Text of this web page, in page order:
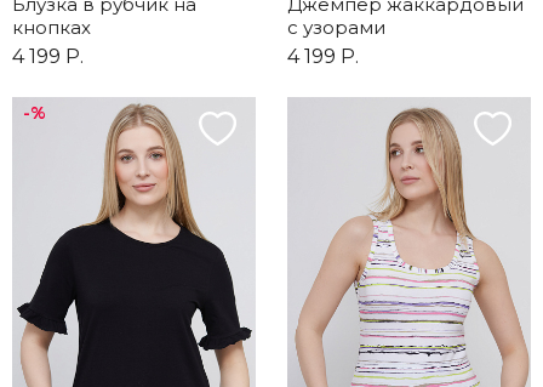
Блузка в рубчик на
кнопках
4 199 Р.
Джемпер жаккардовый
с узорами
4 199 Р.
-%